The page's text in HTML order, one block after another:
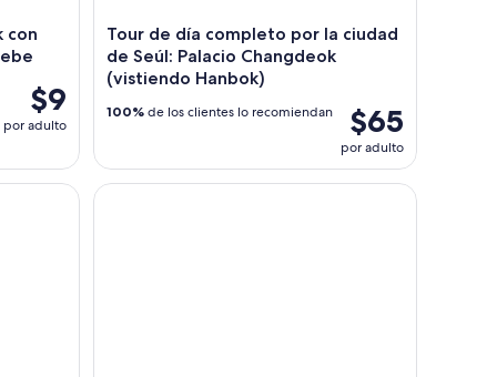
con
$9
por adulto
Tour de día completo por la ciudad
de Seúl: Palacio Changdeok
(vistiendo Hanbok)
$65
por adulto
100% de los clientes lo recomiendan
Defector Talk + Puente Colgante
Alquiler de Hanbok, experiencia de Hanbok